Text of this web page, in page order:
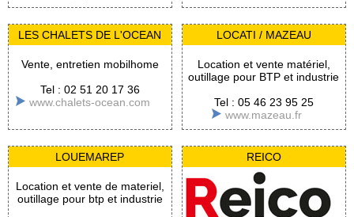
LES CHALETS DE L'OCEAN
Vente, entretien mobilhome
Tel : 02 51 20 17 36
www.chalets-ocean.com
LOCATI / MAZEAU
Location et vente matériel,
outillage pour BTP et industrie
Tel : 05 46 23 95 25
www.mazeau.fr
LOUEMAREP
Location et vente de materiel,
outillage pour btp et industrie
REICO